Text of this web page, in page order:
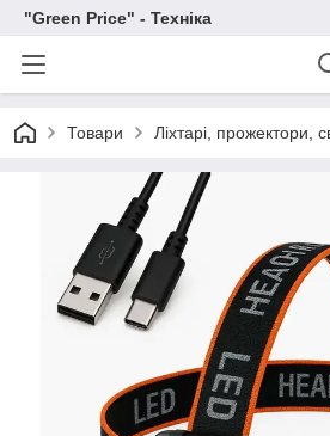
"Green Price" - Техніка
Товари Ліхтарі, прожектори,